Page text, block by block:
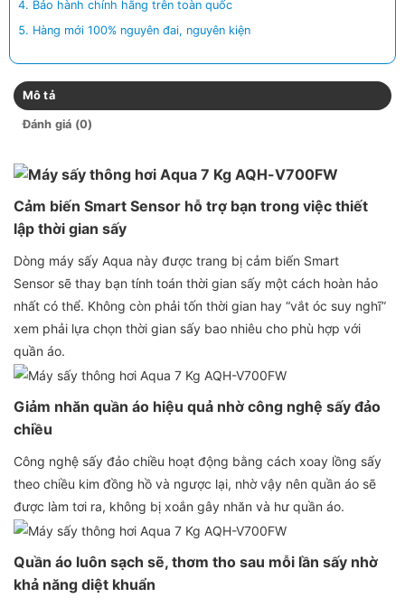
Bảo hành chính hãng trên toàn quốc
Hàng mới 100% nguyên đai, nguyên kiện
Mô tả
Đánh giá (0)
Cảm biến Smart Sensor hỗ trợ bạn trong việc thiết
lập thời gian sấy
Dòng máy sấy Aqua này được trang bị cảm biến Smart
Sensor sẽ thay bạn tính toán thời gian sấy một cách hoàn hảo
nhất có thể. Không còn phải tốn thời gian hay “vắt óc suy nghĩ”
xem phải lựa chọn thời gian sấy bao nhiêu cho phù hợp với
quần áo.
Giảm nhăn quần áo hiệu quả nhờ công nghệ sấy đảo
chiều
Công nghệ sấy đảo chiều hoạt động bằng cách xoay lồng sấy
theo chiều kim đồng hồ và ngược lại, nhờ vậy nên quần áo sẽ
được làm tơi ra, không bị xoắn gây nhăn và hư quần áo.
Quần áo luôn sạch sẽ, thơm tho sau mỗi lần sấy nhờ
khả năng diệt khuẩn